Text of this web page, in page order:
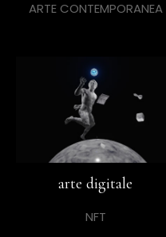
ARTE CONTEMPORANEA
arte digitale
NFT